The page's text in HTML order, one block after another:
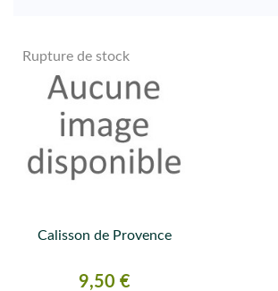
Calisson de Provence
Prix
9,50 €
Rupture de stock